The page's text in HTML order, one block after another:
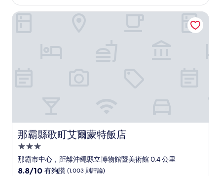
分，
有
為
NT$1,925
那霸縣歌町艾爾蒙特飯店
那霸縣歌町艾爾蒙特飯店
3.0
星
級
那霸市中心，距離沖繩縣立博物館暨美術館 0.4 公里
8.8
8.8/10 有夠讚 (1,003 則評論)
那霸縣歌町艾爾蒙特飯店